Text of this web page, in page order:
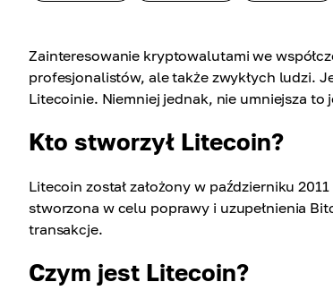
Zainteresowanie kryptowalutami we
profesjonalistów, ale także zwykłych ludzi.
Litecoinie. Niemniej jednak, nie umniejsza
Kto stworzył Litecoin?
Litecoin został założony w październiku
stworzona w celu poprawy i uzupełnienia
transakcje.
Czym jest Litecoin?